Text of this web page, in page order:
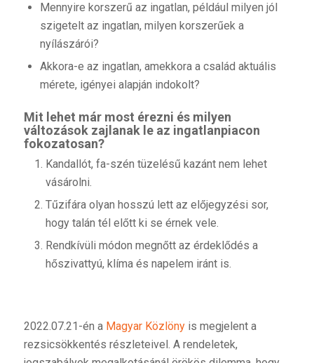
Mennyire korszerű az ingatlan, például milyen jól
szigetelt az ingatlan, milyen korszerűek a
nyílászárói?
Akkora-e az ingatlan, amekkora a család aktuális
mérete, igényei alapján indokolt?
Mit lehet már most érezni és milyen
változások zajlanak le az ingatlanpiacon
fokozatosan?
Kandallót, fa-szén tüzelésű kazánt nem lehet
vásárolni.
Tűzifára olyan hosszú lett az előjegyzési sor,
hogy talán tél előtt ki se érnek vele.
Rendkívüli módon megnőtt az érdeklődés a
hőszivattyú, klíma és napelem iránt is.
2022.07.21-én a Magyar Közlönyis megjelent a
rezsicsökkentés részleteivel. A rendeletek,